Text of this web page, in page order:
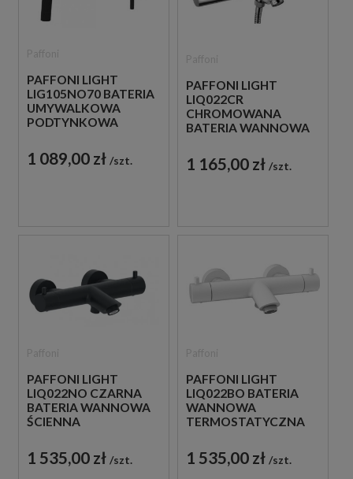
PAFFONI LIGHT
LIG105NO70 BATERIA
UMYWALKOWA
PODTYNKOWA
CZARNA
1 089,00 zł szt.
PAFFONI LIGHT
LIQ022CR
CHROMOWANA
BATERIA WANNOWA
TERMOSTATYCZNA
1 165,00 zł szt.
PAFFONI LIGHT
LIQ022NO CZARNA
BATERIA WANNOWA
ŚCIENNA
1 535,00 zł szt.
PAFFONI LIGHT
LIQ022BO BATERIA
WANNOWA
TERMOSTATYCZNA
1 535,00 zł szt.